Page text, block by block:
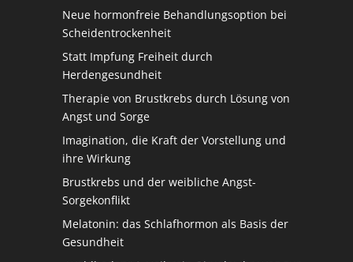
Neue hormonfreie Behandlungsoption bei
Scheidentrockenheit
Statt Impfung Freiheit durch
Herdengesundheit
Therapie von Brustkrebs durch Lösung von
Angst und Sorge
Imagination, die Kraft der Vorstellung und
ihre Wirkung
Brustkrebs und der weibliche Angst-
Sorgekonflikt
Melatonin: das Schlafhormon als Basis der
Gesundheit